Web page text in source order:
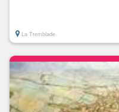
La Tremblade